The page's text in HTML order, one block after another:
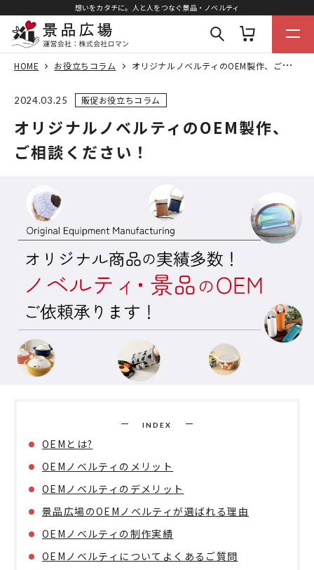
想いをカタチに。人と人をつなぐ景品・ノベルティ
HOME お役立ちコラム オリジナルノベルティのOEM製作、ご相談ください！
2024.03.25 販促お役立ちコラム
オリジナルノベルティのOEM製作、
ご相談ください！
INDEX
OEMとは?
OEMノベルティのメリット
OEMノベルティのデメリット
景品広場のOEMノベルティが選ばれる理由
OEMノベルティの制作実績
OEMノベルティについてよくあるご質問